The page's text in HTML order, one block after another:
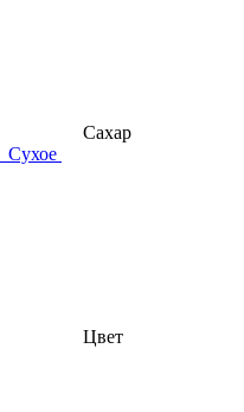
Сахар
Сухое
Цвет